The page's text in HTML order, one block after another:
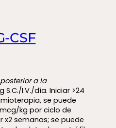
CSF
a la
S.C./I.V./día. Iniciar >24
se puede
kg por ciclo de
semanas; se puede